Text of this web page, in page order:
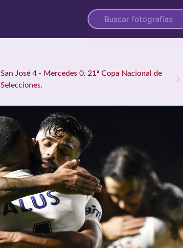
San José 4 - Mercedes 0. 21ª Copa Nacional de
Selecciones.